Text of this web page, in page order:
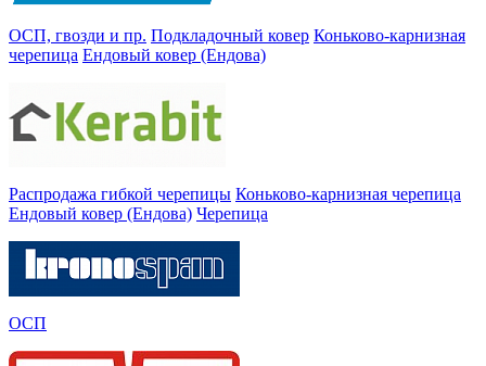
ОСП, гвозди и пр. Подкладочный ковер Коньково-карнизная
черепица Ендовый ковер (Ендова)
Распродажа гибкой черепицы Коньково-карнизная черепица
Ендовый ковер (Ендова) Черепица
ОСП